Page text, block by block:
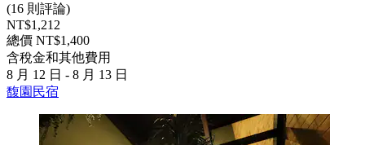
(16 則評論)
NT$1,212
總價 NT$1,400
含稅金和其他費用
8 月 12 日 - 8 月 13 日
馥園民宿